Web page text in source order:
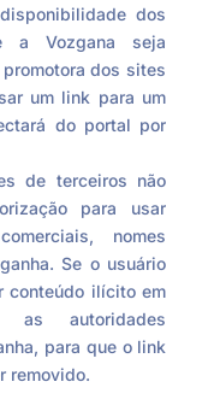
dos
a Vozgana seja
dos sites
um link para um
do portal por
de terceiros não
para usar
nomes
Se o usuário
conteúdo ilícito em
autoridades
para que o link
removido.